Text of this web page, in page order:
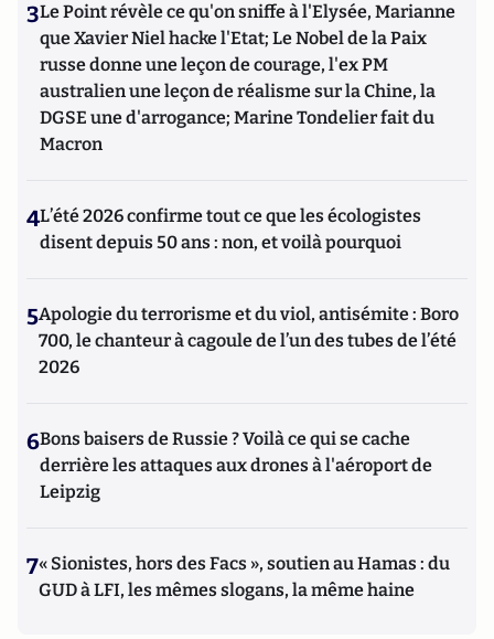
3Le Point révèle ce qu'on sniffe à l'Elysée, Marianne
que Xavier Niel hacke l'Etat; Le Nobel de la Paix
russe donne une leçon de courage, l'ex PM
australien une leçon de réalisme sur la Chine, la
DGSE une d'arrogance; Marine Tondelier fait du
Macron
4L’été 2026 confirme tout ce que les écologistes
disent depuis 50 ans : non, et voilà pourquoi
5Apologie du terrorisme et du viol, antisémite : Boro
700, le chanteur à cagoule de l’un des tubes de l’été
2026
6Bons baisers de Russie ? Voilà ce qui se cache
derrière les attaques aux drones à l'aéroport de
Leipzig
7« Sionistes, hors des Facs », soutien au Hamas : du
GUD à LFI, les mêmes slogans, la même haine